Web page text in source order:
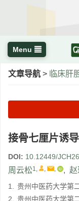
Menu
文章导航 > 临床肝
接骨七厘片诱
DOI: 10.12449/
周云松1, , , , 赵
1. 贵州中医药大学第
2. 贵州中医药大学第